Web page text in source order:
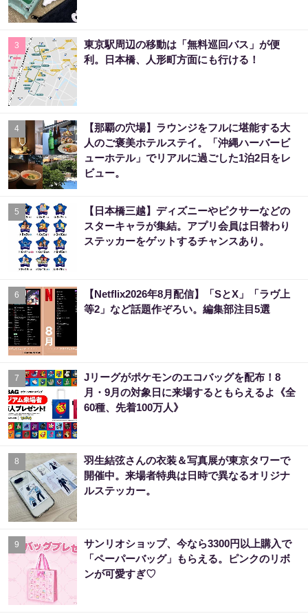
3
東京駅周辺の移動は「無料巡回バス」が便
利。日本橋、人形町方面にも行ける！
4
【那覇の穴場】ラウンジをフルに堪能する大
人のご褒美ホテルステイ。「沖縄ハーバービ
ューホテル」でリアルに過ごした1泊2日をレ
ビュー。
5
【日本橋三越】ディズニーやピクサーなどの
スターキャラが集結。アプリ会員は日替わり
ステッカーをゲットするチャンスあり。
6
【Netflix2026年8月配信】「SとX」「ラヴ上
等2」など話題作ぞろい。編集部注目5選
7
Jリーグがポケモンのエコバッグを配布！8
月・9月の対象日に来場するともらえるよ《全
60種、先着100万人》
8
羽生結弦さんの衣装＆写真展が東京タワーで
開催中。来場者特典は日時で異なるオリジナ
ルステッカー。
9
サンリオショップ、今なら3300円以上購入で
「ペーパーバッグ」もらえる。ピンクのリボ
ンが可愛すぎ♡